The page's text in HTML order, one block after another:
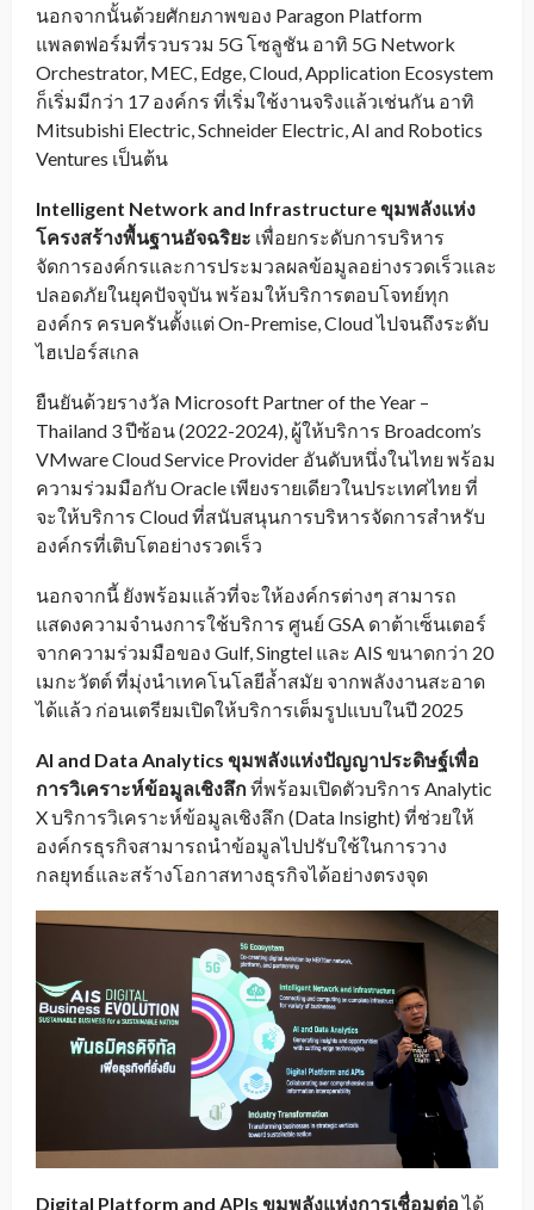
นอกจากนั้นด้วยศักยภาพของ Paragon Platform
แพลตฟอร์มที่รวบรวม 5G โซลูชัน อาทิ 5G Network
Orchestrator, MEC, Edge, Cloud, Application Ecosystem
ก็เริ่มมีกว่า 17 องค์กร ที่เริ่มใช้งานจริงแล้วเช่นกัน อาทิ
Mitsubishi Electric, Schneider Electric, AI and Robotics
Ventures เป็นต้น
Intelligent Network and Infrastructureขุมพลังแห่ง
โครงสร้างพื้นฐานอัจฉริยะ เพื่อยกระดับการบริหาร
จัดการองค์กรและการประมวลผลข้อมูลอย่างรวดเร็วและ
ปลอดภัยในยุคปัจจุบัน พร้อมให้บริการตอบโจทย์ทุก
องค์กร ครบครันตั้งแต่ On-Premise, Cloud ไปจนถึงระดับ
ไฮเปอร์สเกล
ยืนยันด้วยรางวัล Microsoft Partner of the Year –
Thailand 3 ปีซ้อน (2022-2024), ผู้ให้บริการ Broadcom’s
VMware Cloud Service Provider อันดับหนึ่งในไทย พร้อม
ความร่วมมือกับ Oracle เพียงรายเดียวในประเทศไทย ที่
จะให้บริการ Cloud ที่สนับสนุนการบริหารจัดการสำหรับ
องค์กรที่เติบโตอย่างรวดเร็ว
นอกจากนี้ ยังพร้อมแล้วที่จะให้องค์กรต่างๆ สามารถ
แสดงความจำนงการใช้บริการ ศูนย์ GSA ดาต้าเซ็นเตอร์
จากความร่วมมือของ Gulf, Singtel และ AIS ขนาดกว่า 20
เมกะวัตต์ ที่มุ่งนำเทคโนโลยีล้ำสมัย จากพลังงานสะอาด
ได้แล้ว ก่อนเตรียมเปิดให้บริการเต็มรูปแบบในปี 2025
AI and Data Analytics ขุมพลังแห่งปัญญาประดิษฐ์เพื่อ
การวิเคราะห์ข้อมูลเชิงลึก ที่พร้อมเปิดตัวบริการ Analytic
X บริการวิเคราะห์ข้อมูลเชิงลึก (Data Insight) ที่ช่วยให้
องค์กรธุรกิจสามารถนำข้อมูลไปปรับใช้ในการวาง
กลยุทธ์และสร้างโอกาสทางธุรกิจได้อย่างตรงจุด
Digital Platform and APIs ขุมพลังแห่งการเชื่อมต่อได้